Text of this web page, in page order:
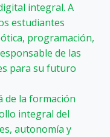
integral. A
estudiantes
programación,
de las
para su futuro
de la formación
integral del
autonomía y